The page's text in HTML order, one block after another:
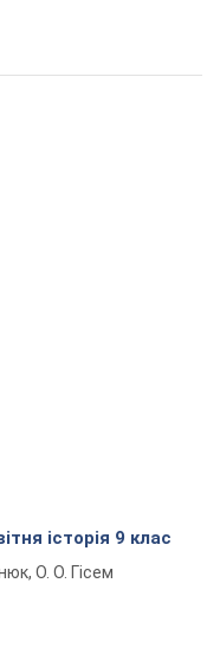
історія 9 клас
О. О. Гісем